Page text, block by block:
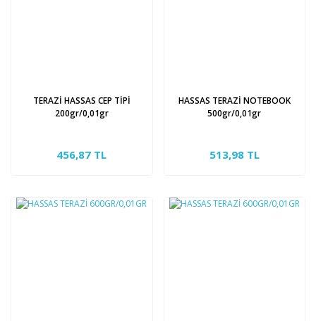
TERAZİ HASSAS CEP TİPİ
200gr/0,01gr
456,87 TL
HASSAS TERAZİ NOTEBOOK
500gr/0,01gr
513,98 TL